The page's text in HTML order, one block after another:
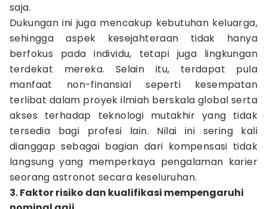
saja.
Dukungan ini juga mencakup kebutuhan keluarga,
sehingga aspek kesejahteraan tidak hanya
berfokus pada individu, tetapi juga lingkungan
terdekat mereka. Selain itu, terdapat pula
manfaat non-finansial seperti kesempatan
terlibat dalam proyek ilmiah berskala global serta
akses terhadap teknologi mutakhir yang tidak
tersedia bagi profesi lain. Nilai ini sering kali
dianggap sebagai bagian dari kompensasi tidak
langsung yang memperkaya pengalaman karier
seorang astronot secara keseluruhan.
3. Faktor risiko dan kualifikasi mempengaruhi